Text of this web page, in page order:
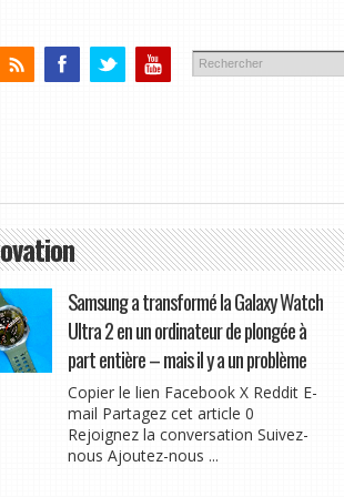
Samsung a transformé la Galaxy Watch
Ultra 2 en un ordinateur de plongée à
part entière – mais il y a un problème
Copier le lien Facebook X Reddit E-
mail Partagez cet article 0
Rejoignez la conversation Suivez-
nous Ajoutez-nous ...